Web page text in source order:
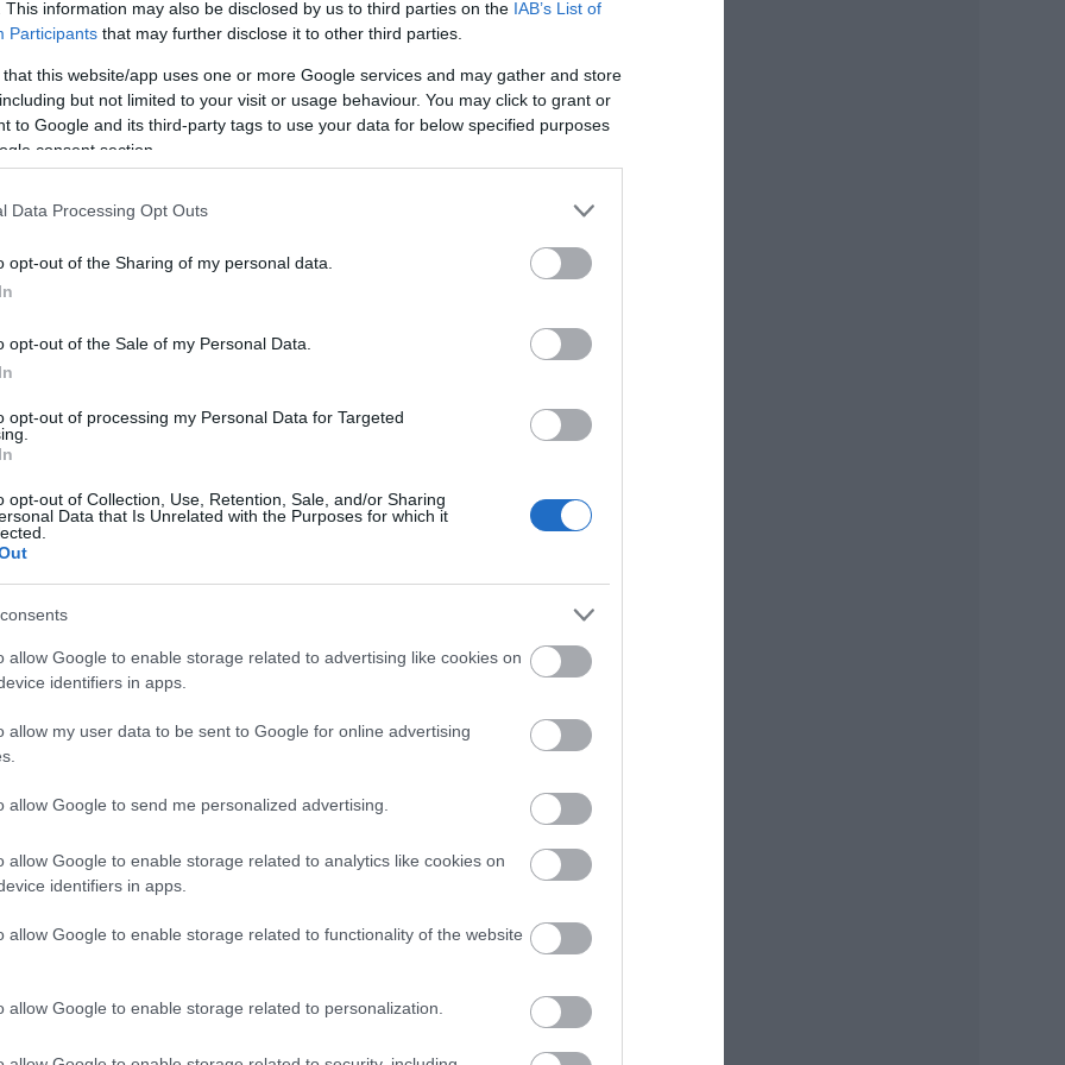
This information may also be disclosed by us to third parties on the IAB’s List of
Participants that may further disclose it to other third parties.
that this website/app uses one or more Google services and may gather and store
but not limited to your visit or usage behaviour. You may click to grant or
to Google and its third-party tags to use your data for below specified purposes
consent section.
Data Processing Opt Outs
opt-out of the Sharing of my personal data.
opt-out of the Sale of my Personal Data.
opt-out of processing my Personal Data for Targeted
opt-out of Collection, Use, Retention, Sale, and/or Sharing
Data that Is Unrelated with the Purposes for which it
allow Google to enable storage related to advertising like cookies on
identifiers in apps.
allow my user data to be sent to Google for online advertising
allow Google to send me personalized advertising.
allow Google to enable storage related to analytics like cookies on
identifiers in apps.
allow Google to enable storage related to functionality of the website
allow Google to enable storage related to personalization.
a háborúkat. Játszottam nemrég egy
képet. Érdekes a párhuzam, akkor is
a borzalmakat. A mostani előadás első részébe mi,
diákok az interneten keresgéltek és családi
én a nagymamától tanult első világháborús
az egyetemistákat.
kollégáim. Nézem, hogyan bontakoznak ki, már
helyesek, figyelnek. Alázatosak. Meg kell mondanom,
segítséget kérni tőlük. Voltak próbák, amelyek